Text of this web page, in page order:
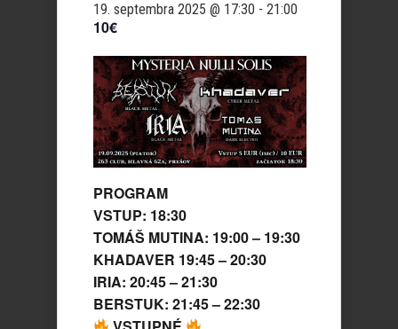
19. septembra 2025 @ 17:30 - 21:00
10€
PROGRAM
VSTUP: 18:30
TOMÁŠ MUTINA: 19:00 – 19:30
KHADAVER 19:45 – 20:30
IRIA: 20:45 – 21:30
BERSTUK: 21:45 – 22:30